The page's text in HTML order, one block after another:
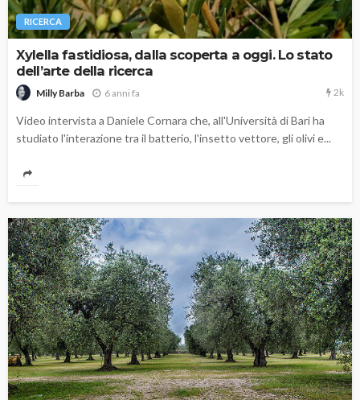
RICERCA
Xylella fastidiosa, dalla scoperta a oggi. Lo stato
dell’arte della ricerca
Milly Barba 6 anni fa 2k
Video intervista a Daniele Cornara che, all'Università di Bari ha
studiato l'interazione tra il batterio, l'insetto vettore, gli olivi e...